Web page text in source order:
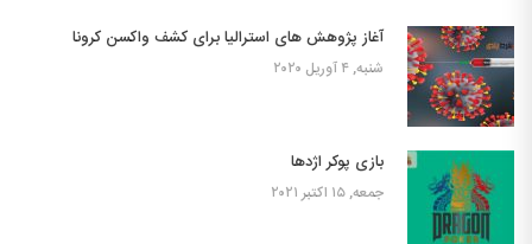
آغاز پژوهش های استرالیا برای کشف واکسن کرونا
شنبه, ۴ آوریل ۲۰۲۰
بازی پوکر اژدها
جمعه, ۱۵ اکتبر ۲۰۲۱